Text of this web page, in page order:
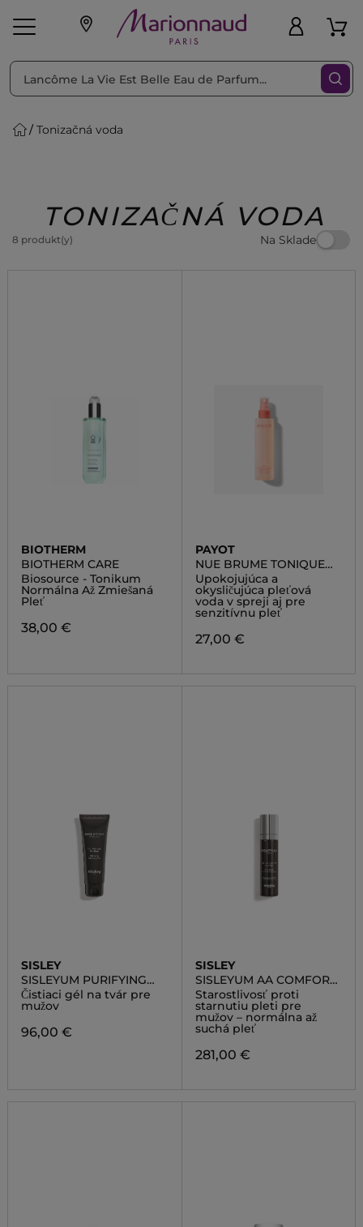
pleť Líčenie
Beauty Zl'avy
Tonizačná voda
TONIZAČNÁ VODA
8 produkt(y) Na Sklade
Triediť podľa Filtrovať
BIOTHERM
BIOTHERM CARE
Biosource - Tonikum
Normálna Až Zmiešaná
Pleť
38,00 €
PAYOT
NUE BRUME TONIQUE
DOUCEUR
Upokojujúca a
okysličujúca pleťová
voda v spreji aj pre
senzitívnu pleť
27,00 €
SISLEY
SISLEYUM PURIFYING
CLEANSING GEL
Čistiaci gél na tvár pre
mužov
96,00 €
SISLEY
SISLEYUM AA COMFORT
CREAM
Starostlivosť proti
starnutiu pleti pre
mužov – normálna až
suchá pleť
281,00 €